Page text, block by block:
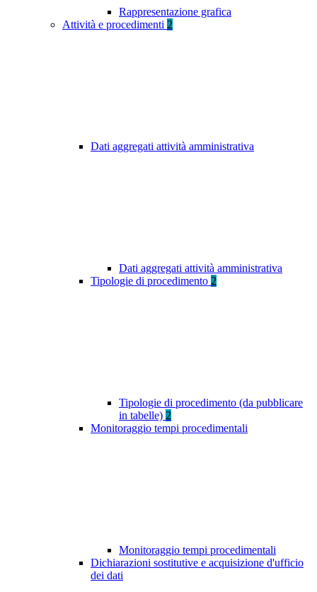
Rappresentazione grafica
Attività e procedimenti 2
Dati aggregati attività amministrativa
Dati aggregati attività amministrativa
Tipologie di procedimento 2
Tipologie di procedimento (da pubblicare
in tabelle) 2
Monitoraggio tempi procedimentali
Monitoraggio tempi procedimentali
Dichiarazioni sostitutive e acquisizione d'ufficio
dei dati